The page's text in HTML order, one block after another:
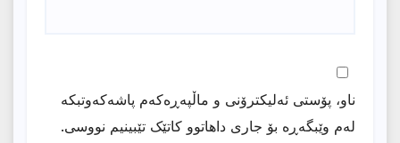
ناو، پۆستی ئەلیکترۆنی و ماڵپەڕەکەم پاشەکەوتبکە
لەم وێبگەڕە بۆ جاری داهاتوو کاتێک تێبینیم نووسی.